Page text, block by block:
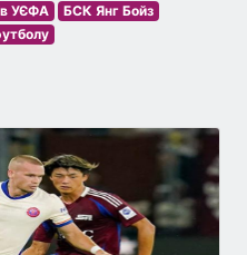
УЄФА
БСК Янг Бойз